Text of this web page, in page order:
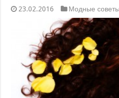
23.02.2016 Модные советы